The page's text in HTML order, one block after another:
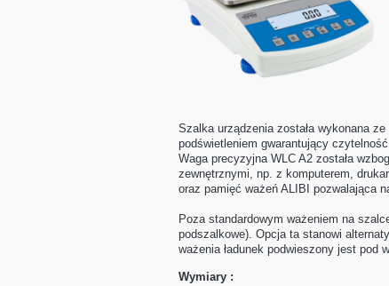
Szalka urządzenia została wykonana
podświetleniem gwarantujący czytelność
Waga precyzyjna WLC A2 została
zewnętrznymi, np. z komputerem,
oraz pamięć ważeń ALIBI pozwalająca
Poza standardowym ważeniem na
podszalkowe). Opcja ta stanowi
ważenia ładunek podwieszony jest pod
Wymiary :